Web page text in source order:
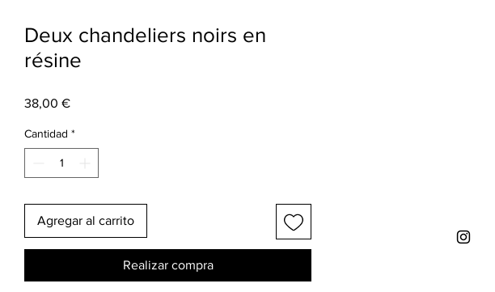
Deux chandeliers noirs en
résine
38,00 €Precio
Cantidad *
Agregar al carrito
Realizar compra